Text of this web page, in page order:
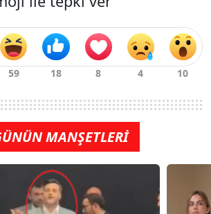
MANŞETLERİ